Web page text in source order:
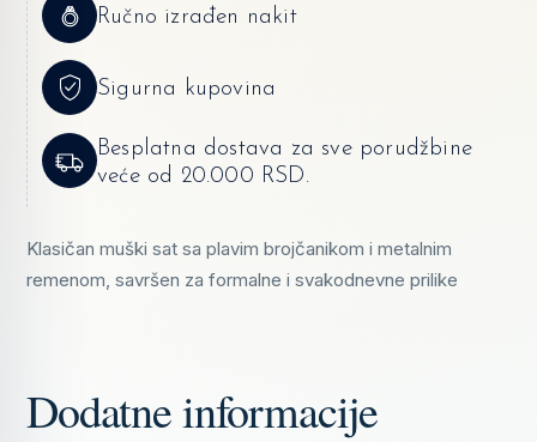
Ručno izrađen nakit
Sigurna kupovina
Besplatna dostava za sve porudžbine
veće od 20.000 RSD.
Klasičan muški sat sa plavim brojčanikom i metalnim
remenom, savršen za formalne i svakodnevne prilike
Dodatne informacije